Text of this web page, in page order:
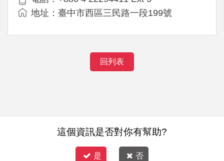
地址：臺中市西區三民路一段199號
回列表
這個資訊是否對你有幫助?
是 否